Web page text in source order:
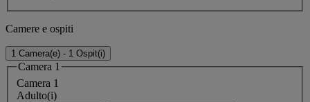
Camere e ospiti
1 Camera(e) - 1 Ospit(i)
Camera 1
Camera 1
Adulto(i)